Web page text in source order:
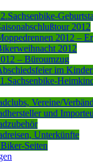
2012
2012 –
2012
– Büroumzug
im
Vereine/
und
Unterkünfte
Seiten